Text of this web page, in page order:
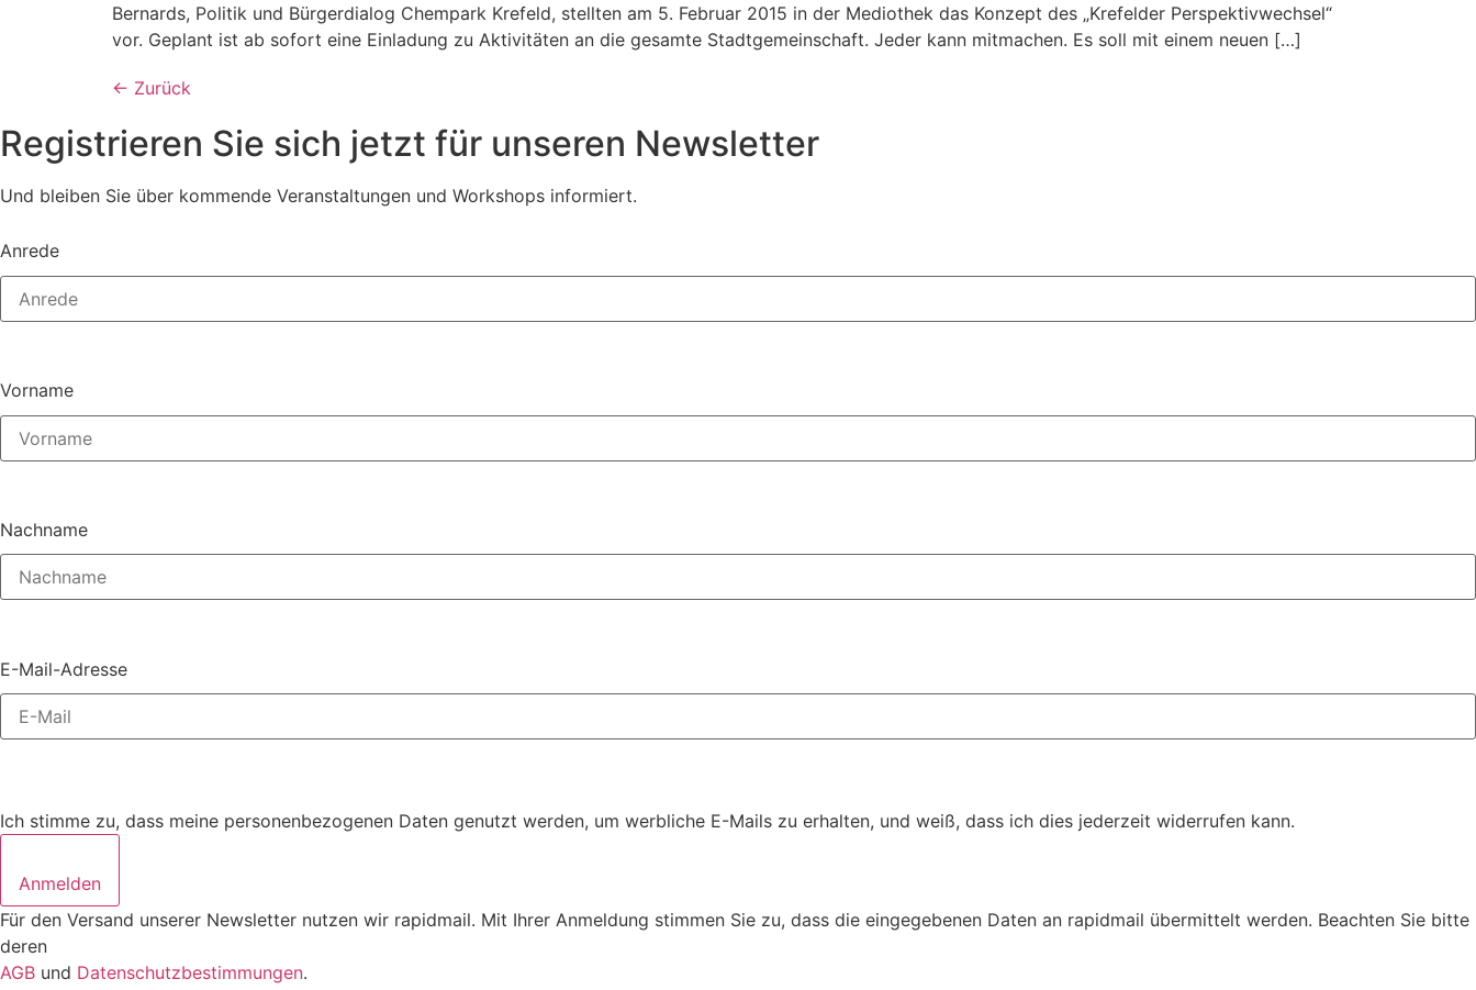
Bernards, Politik und Bürgerdialog Chempark Krefeld, stellten am 5. Februar 2015 in der Mediothek das Konzept des „Krefelder Perspektivwechsel“
vor. Geplant ist ab sofort eine Einladung zu Aktivitäten an die gesamte Stadtgemeinschaft. Jeder kann mitmachen. Es soll mit einem neuen […]
← Zurück
Registrieren Sie sich jetzt für unseren Newsletter
Und bleiben Sie über kommende Veranstaltungen und Workshops informiert.
Anrede
Vorname
Nachname
E-Mail-Adresse
Ich stimme zu, dass meine personenbezogenen Daten genutzt werden, um werbliche E-Mails zu erhalten, und weiß, dass ich dies jederzeit widerrufen kann.
Anmelden
Für den Versand unserer Newsletter nutzen wir rapidmail. Mit Ihrer Anmeldung stimmen Sie zu, dass die eingegebenen Daten an rapidmail übermittelt werden. Beachten Sie bitte
deren
AGB und Datenschutzbestimmungen.